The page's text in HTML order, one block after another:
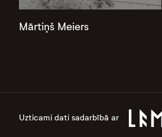
Mārtiņš Meiers
Uzticami dati sadarbībā ar